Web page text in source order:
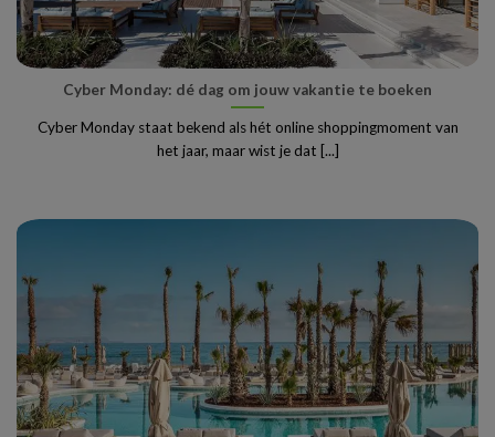
Cyber Monday: dé dag om jouw vakantie te boeken
Cyber Monday staat bekend als hét online shoppingmoment van
het jaar, maar wist je dat [...]